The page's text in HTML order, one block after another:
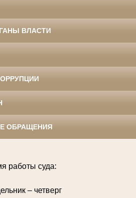
ВЛАСТИ
ОБРАЩЕНИЯ
работы суда:
– четверг